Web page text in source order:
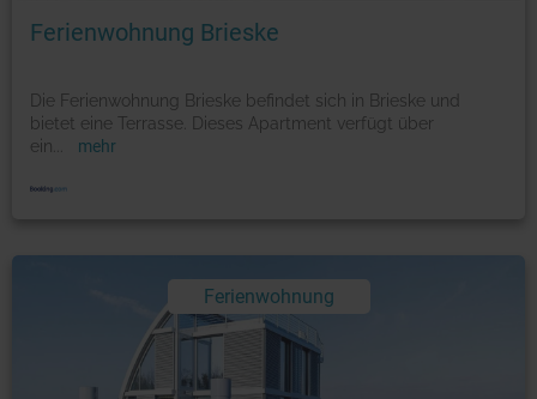
Ferienwohnung Brieske
Die Ferienwohnung Brieske befindet sich in Brieske und
bietet eine Terrasse. Dieses Apartment verfügt über
ein
mehr
Ferienwohnung